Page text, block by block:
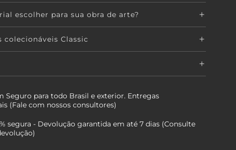
escolher para sua obra de arte?
colecionáveis Classic
Seguro para todo Brasil e exterior. Entregas
(Fale com nossos consultores)
segura - Devolução garantida em até 7 dias (Consulte